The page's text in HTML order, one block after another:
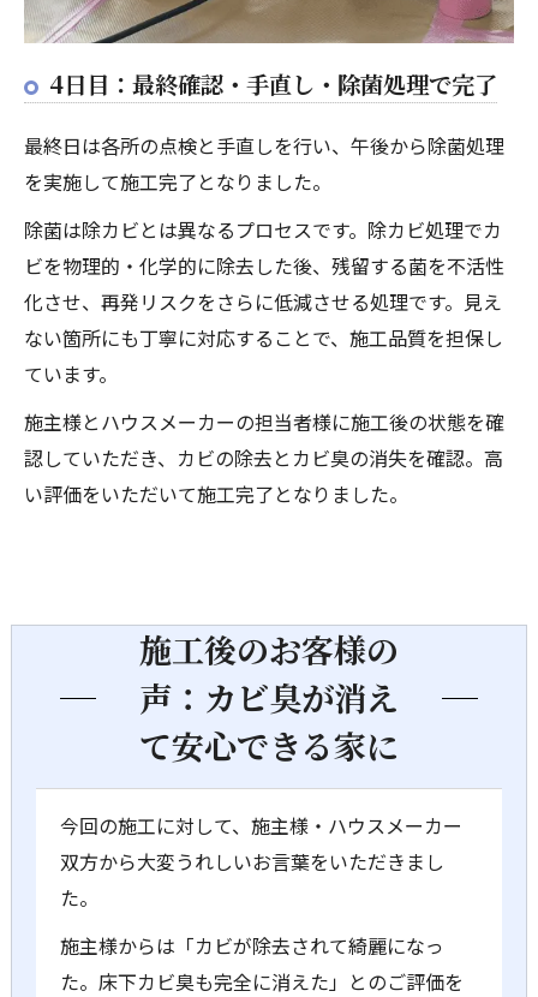
4日目：最終確認・手直し・除菌処理で完了
最終日は各所の点検と手直しを行い、午後から除菌処理
を実施して施工完了となりました。
除菌は除カビとは異なるプロセスです。除カビ処理でカ
ビを物理的・化学的に除去した後、残留する菌を不活性
化させ、再発リスクをさらに低減させる処理です。見え
ない箇所にも丁寧に対応することで、施工品質を担保し
ています。
施主様とハウスメーカーの担当者様に施工後の状態を確
認していただき、カビの除去とカビ臭の消失を確認。高
い評価をいただいて施工完了となりました。
施工後のお客様の
声：カビ臭が消え
て安心できる家に
今回の施工に対して、施主様・ハウスメーカー
双方から大変うれしいお言葉をいただきまし
た。
施主様からは「カビが除去されて綺麗になっ
た。床下カビ臭も完全に消えた」とのご評価を